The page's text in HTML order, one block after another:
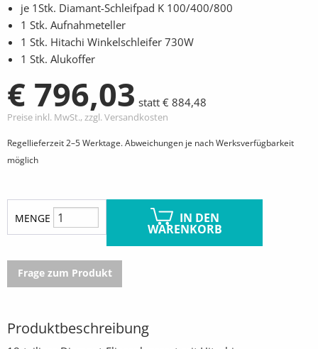
je 1Stk. Diamant-Schleifpad K 100/400/800
1 Stk. Aufnahmeteller
1 Stk. Hitachi Winkelschleifer 730W
1 Stk. Alukoffer
€ 796,03 statt € 884,48
Preise inkl. MwSt., zzgl. Versandkosten
Regellieferzeit 2–5 Werktage. Abweichungen je nach Werksverfügbarkeit
möglich
MENGE IN DEN
WARENKORB
Frage zum Produkt
Produktbeschreibung